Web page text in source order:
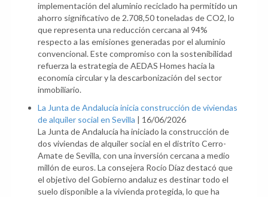
implementación del aluminio reciclado ha permitido un
ahorro significativo de 2.708,50 toneladas de CO2, lo
que representa una reducción cercana al 94%
respecto a las emisiones generadas por el aluminio
convencional. Este compromiso con la sostenibilidad
refuerza la estrategia de AEDAS Homes hacia la
economía circular y la descarbonización del sector
inmobiliario.
La Junta de Andalucía inicia construcción de viviendas
de alquiler social en Sevilla | 16/06/2026
La Junta de Andalucía ha iniciado la construcción de
dos viviendas de alquiler social en el distrito Cerro-
Amate de Sevilla, con una inversión cercana a medio
millón de euros. La consejera Rocío Díaz destacó que
el objetivo del Gobierno andaluz es destinar todo el
suelo disponible a la vivienda protegida, lo que ha